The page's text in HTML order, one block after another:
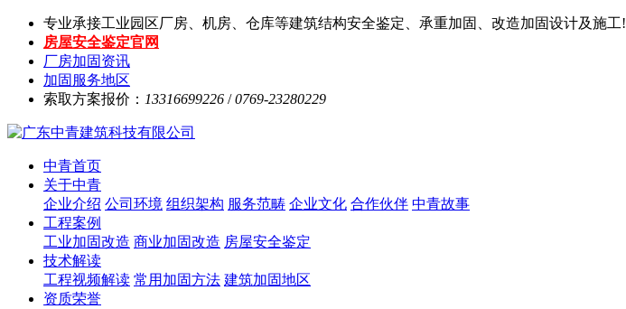
专业承接工业园区厂房、机房、仓库等建筑结构安全鉴定、承重加固、改造加固设计及施工!
房屋安全鉴定官网
厂房加固资讯
加固服务地区
索取方案报价： 13316699226 /0769-23280229
中青首页
关于中青
企业介绍 公司环境 组织架构 服务范畴 企业文化 合作伙伴 中青故事
工程案例
工业加固改造 商业加固改造 房屋安全鉴定
技术解读
工程视频解读 常用加固方法 建筑加固地区
资质荣誉